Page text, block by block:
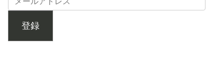
登録